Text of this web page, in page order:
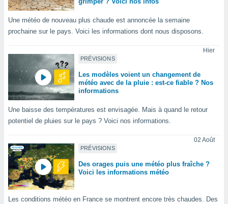
de
ainsi
un
du
en
Une météo de nouveau plus chaude est annoncée la semaine
prochaine sur le pays. Voici les informations dont nous disposons.
PRÉVISIONS
Hier
Les modèles voient un changement de
météo avec de la pluie : est-ce fiable ? Nos
informations
Une baisse des températures est envisagée. Mais à quand le retour
potentiel de pluies sur le pays ? Voici nos informations.
PRÉVISIONS
02 Août
Des orages puis une météo plus fraîche ?
Voici les informations météo
Les conditions météo en France se montrent encore très chaudes. Des